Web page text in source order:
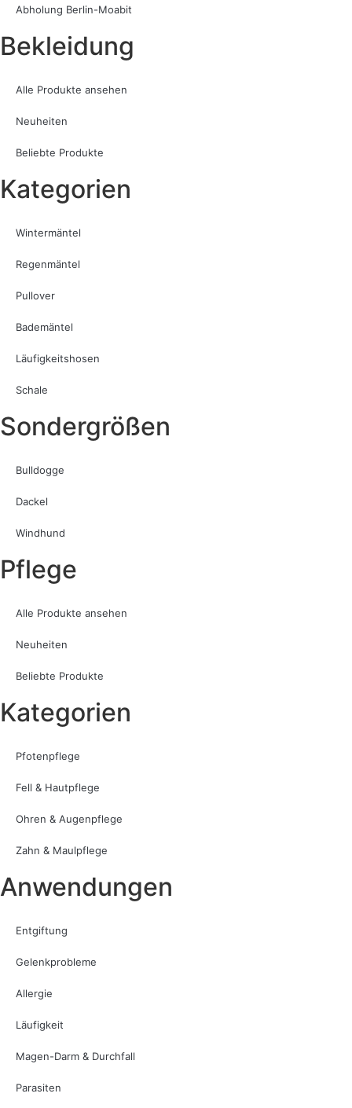
Abholung Berlin-Moabit
Bekleidung
Alle Produkte ansehen
Neuheiten
Beliebte Produkte
Kategorien
Wintermäntel
Regenmäntel
Pullover
Bademäntel
Läufigkeitshosen
Schale
Sondergrößen
Bulldogge
Dackel
Windhund
Pflege
Alle Produkte ansehen
Neuheiten
Beliebte Produkte
Kategorien
Pfotenpflege
Fell & Hautpflege
Ohren & Augenpflege
Zahn & Maulpflege
Anwendungen
Entgiftung
Gelenkprobleme
Allergie
Läufigkeit
Magen-Darm & Durchfall
Parasiten